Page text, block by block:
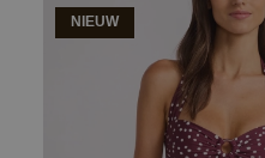
NIEUW